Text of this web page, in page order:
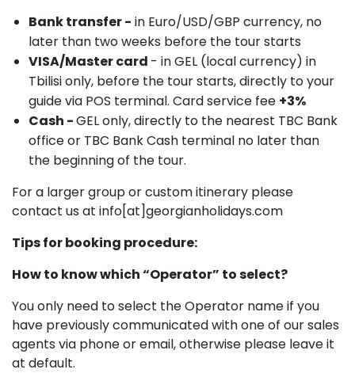
Bank transfer - in Euro/USD/GBP currency, no
later than two weeks before the tour starts
VISA/Master card - in GEL (local currency) in
Tbilisi only, before the tour starts, directly to your
guide via POS terminal. Card service fee +3%
Cash -GEL only, directly to the nearest TBC Bank
office or TBC Bank Cash terminal no later than
the beginning of the tour.
For a larger group or custom itinerary please
contact us at info[at]georgianholidays.com
Tips for booking procedure:
How to know which “Operator” to select?
You only need to select the Operator name if you
have previously communicated with one of our sales
agents via phone or email, otherwise please leave it
at default.